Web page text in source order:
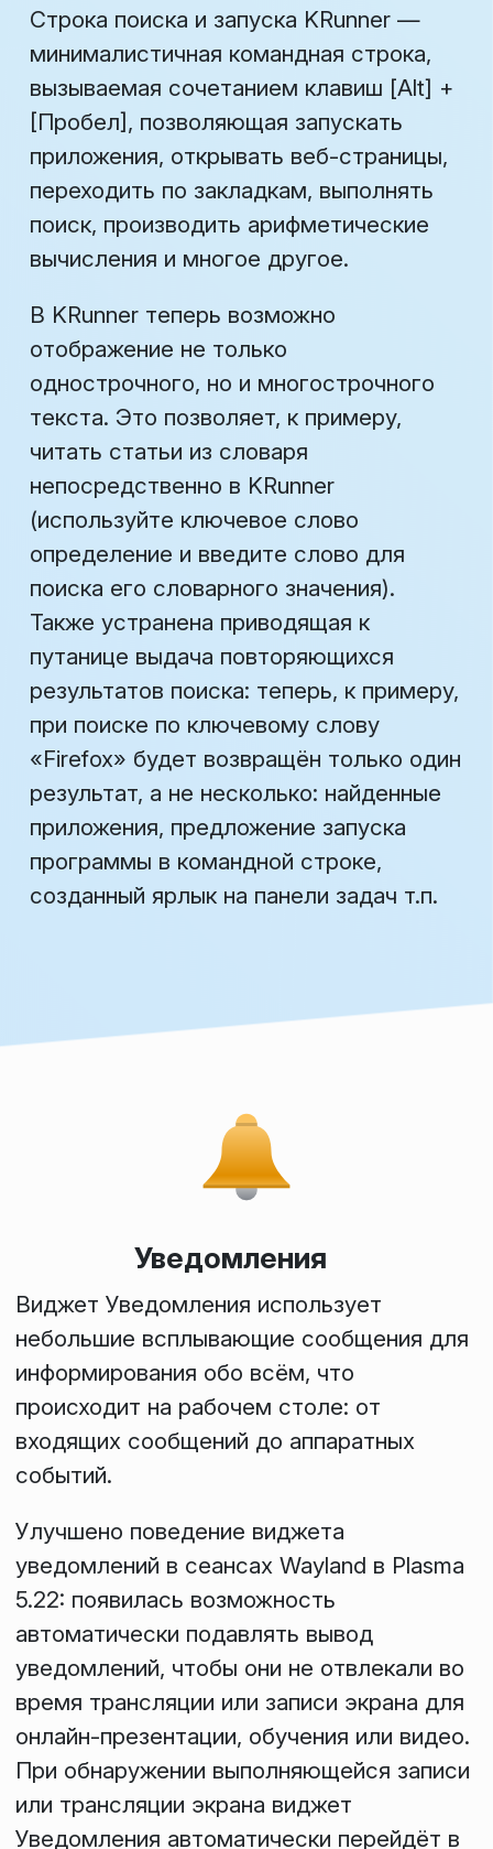
Строка поиска и запуска KRunner —
минималистичная командная строка,
вызываемая сочетанием клавиш [Alt] +
[Пробел], позволяющая запускать
приложения, открывать веб-страницы,
переходить по закладкам, выполнять
поиск, производить арифметические
вычисления и многое другое.
В KRunner теперь возможно
отображение не только
однострочного, но и многострочного
текста. Это позволяет, к примеру,
читать статьи из словаря
непосредственно в KRunner
(используйте ключевое слово
определение и введите слово для
поиска его словарного значения).
Также устранена приводящая к
путанице выдача повторяющихся
результатов поиска: теперь, к примеру,
при поиске по ключевому слову
«Firefox» будет возвращён только один
результат, а не несколько: найденные
приложения, предложение запуска
программы в командной строке,
созданный ярлык на панели задач т.п.
Уведомления
Виджет Уведомления использует
небольшие всплывающие сообщения для
информирования обо всём, что
происходит на рабочем столе: от
входящих сообщений до аппаратных
событий.
Улучшено поведение виджета
уведомлений в сеансах Wayland в Plasma
5.22: появилась возможность
автоматически подавлять вывод
уведомлений, чтобы они не отвлекали во
время трансляции или записи экрана для
онлайн-презентации, обучения или видео.
При обнаружении выполняющейся записи
или трансляции экрана виджет
Уведомления автоматически перейдёт в